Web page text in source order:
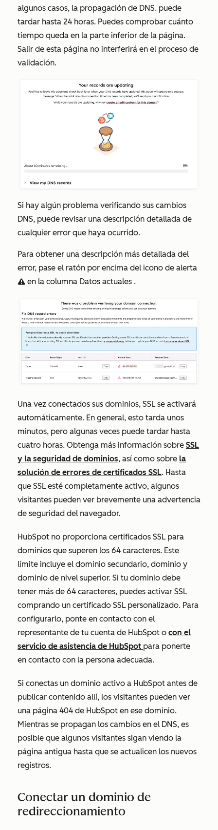
algunos casos, la propagación de DNS. puede
tardar hasta 24 horas. Puedes comprobar cuánto
tiempo queda en la parte inferior de la página.
Salir de esta página no interferirá en el proceso de
validación.
Si hay algún problema verificando sus cambios
DNS, puede revisar una descripción detallada de
cualquier error que haya ocurrido.
Para obtener una descripción más detallada del
error, pase el ratón por encima del icono de alerta
warning en la columna Datos actuales .
Una vez conectados sus dominios, SSL se activará
automáticamente. En general, esto tarda unos
minutos, pero algunas veces puede tardar hasta
cuatro horas. Obtenga más información sobre SSL
y la seguridad de dominios, así como sobre la
solución de errores de certificados SSL. Hasta
que SSL esté completamente activo, algunos
visitantes pueden ver brevemente una advertencia
de seguridad del navegador.
HubSpot no proporciona certificados SSL para
dominios que superen los 64 caracteres. Este
límite incluye el dominio secundario, dominio y
dominio de nivel superior. Si tu dominio debe
tener más de 64 caracteres, puedes activar SSL
comprando un certificado SSL personalizado. Para
configurarlo, ponte en contacto con el
representante de tu cuenta de HubSpot o con el
servicio de asistencia de HubSpot para ponerte
en contacto con la persona adecuada.
Si conectas un dominio activo a HubSpot antes de
publicar contenido allí, los visitantes pueden ver
una página 404 de HubSpot en ese dominio.
Mientras se propagan los cambios en el DNS, es
posible que algunos visitantes sigan viendo la
página antigua hasta que se actualicen los nuevos
registros.
Conectar un dominio de
redireccionamiento